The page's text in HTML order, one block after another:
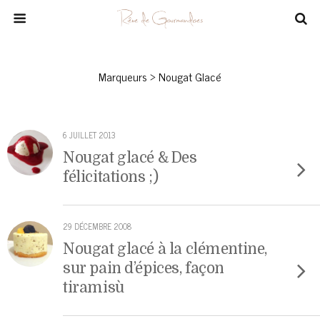
Marqueurs › Nougat Glacé
6 JUILLET 2013
Nougat glacé & Des
félicitations ;)
29 DÉCEMBRE 2008
Nougat glacé à la clémentine,
sur pain d’épices, façon
tiramisù